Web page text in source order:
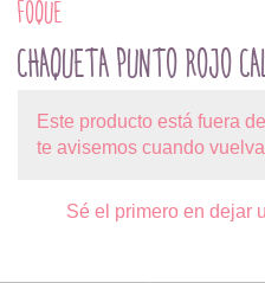
FOQUE
CHAQUETA PUNTO ROJO
Este producto está fuera
te avisemos cuando
Sé el primero en dejar